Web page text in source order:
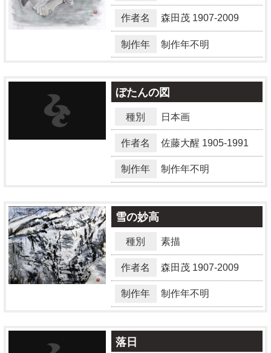
作者名 森田茂 1907-2009
制作年 制作年不明
ぼたんの図
種別 日本画
作者名 佐藤大醒 1905-1991
制作年 制作年不明
雪の妙高
種別 素描
作者名 森田茂 1907-2009
制作年 制作年不明
落日